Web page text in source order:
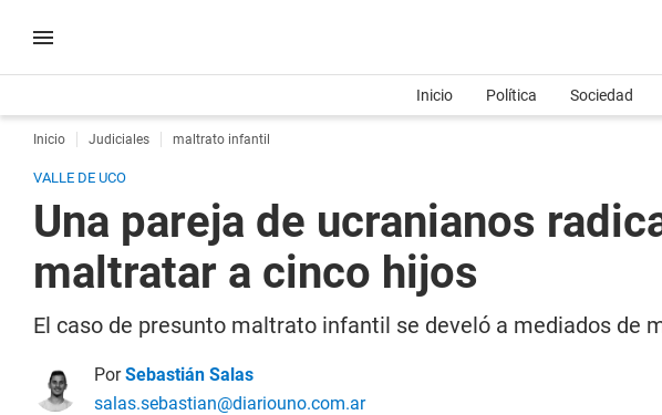
Inicio Política Sociedad
Inicio Judiciales maltrato infantil
VALLE DE UCO
Una pareja de ucranianos
maltratar a cinco hijos
El caso de presunto maltrato infantil se develó a mediados de
PorSebastián Salas
salas.sebastian@diariouno.com.ar